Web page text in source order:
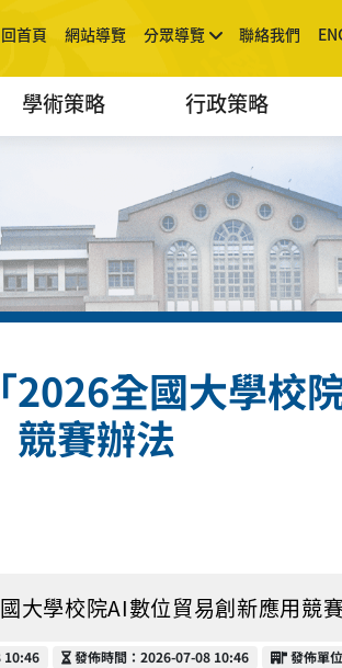
回首頁 網站導覽 分眾導覽 聯絡我們
學術策略 行政策略
2026全國大學校
競賽辦法
大學校院AI數位貿易創新應用競
10:46 發佈時間
發佈時間：2026-07-08 10:46 發佈單位
發佈單